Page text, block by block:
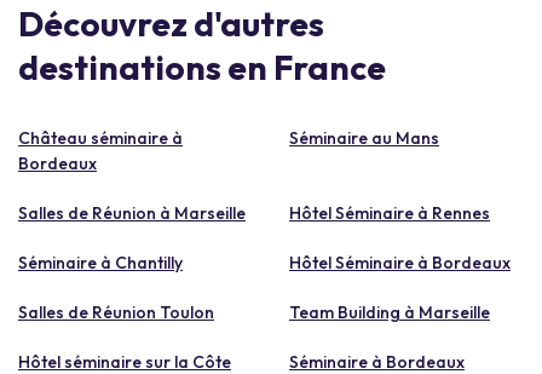
Découvrez d'autres
destinations en France
Château séminaire à
Bordeaux
Séminaire au Mans
Salles de Réunion à Marseille Hôtel Séminaire à Rennes
Séminaire à Chantilly Hôtel Séminaire à Bordeaux
Salles de Réunion Toulon Team Building à Marseille
Hôtel séminaire sur la Côte
Séminaire à Bordeaux